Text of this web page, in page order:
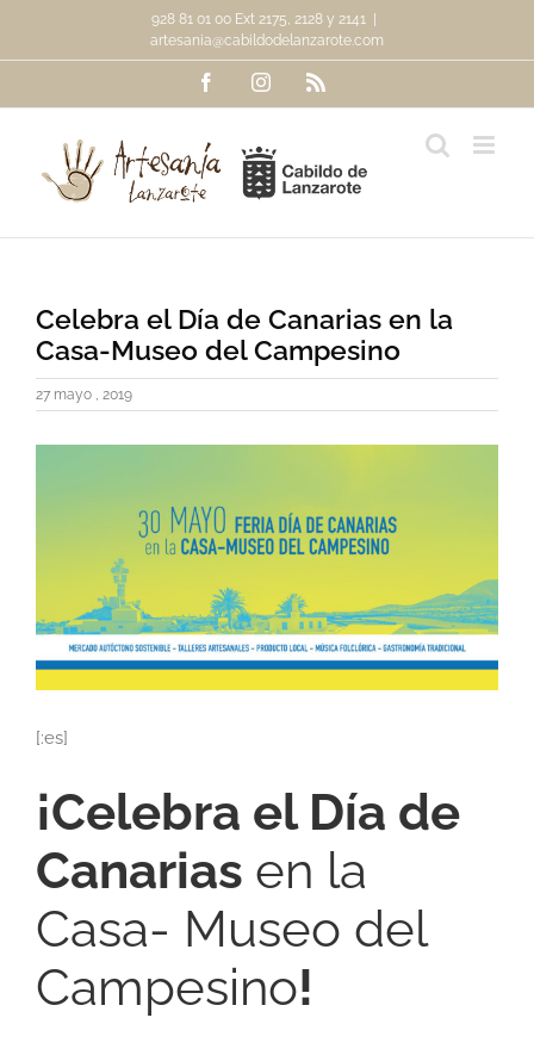
contenido
928 81 01 00 Ext 2175, 2128 y 2141
artesania@cabildodelanzarote.com
FacebookInstagramRss
Celebra el Día de Canarias en la
Casa-Museo del Campesino
27 mayo , 2019
[:es]
¡Celebra el Día de
Canarias en la
Casa- Museo del
Campesino!